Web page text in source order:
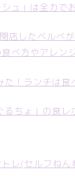
ュ」は全力で
店したベルべが
べ方やアレン
！ランチは食
ちょ」の食レ
レ(セルフね